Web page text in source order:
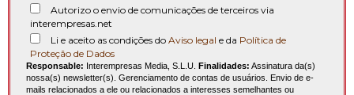
Autorizo o envio de comunicações de terceiros via
interempresas.net
Li e aceito as condições do Aviso legal e da Política de
Proteção de Dados
Responsable: Interempresas Media, S.L.U. Finalidades: Assinatura da(s)
nossa(s) newsletter(s). Gerenciamento de contas de usuários. Envio de e-
mails relacionados a ele ou relacionados a interesses semelhantes ou